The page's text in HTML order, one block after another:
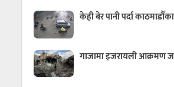
केही बेर पानी पर्दा
गाजामा इजरायली आक्रमण